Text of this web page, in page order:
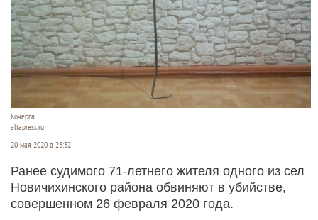
Кочерга.
altapress.ru
20 мая 2020 в 23:32
Ранее судимого 71-летнего жителя одного из сел
Новичихинского района обвиняют в убийстве,
совершенном 26 февраля 2020 года.